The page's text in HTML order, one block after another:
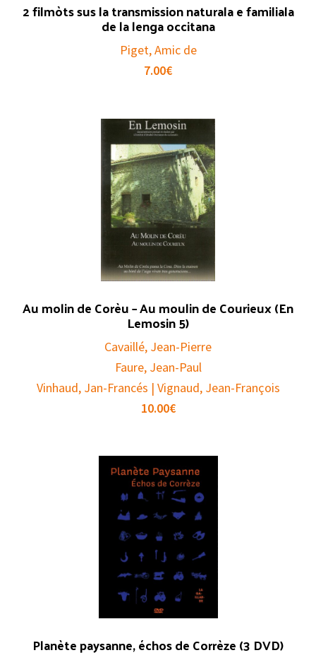
2 filmòts sus la transmission naturala e familiala
de la lenga occitana
Piget, Amic de
7.00€
Au molin de Corèu – Au moulin de Courieux (En
Lemosin 5)
Cavaillé, Jean-Pierre
Faure, Jean-Paul
Vinhaud, Jan-Francés | Vignaud, Jean-François
10.00€
Planète paysanne, échos de Corrèze (3 DVD)